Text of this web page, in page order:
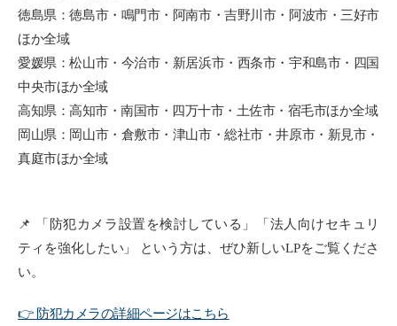
徳島県：徳島市・鳴門市・阿南市・吉野川市・阿波市・三好市
ほか全域
愛媛県：松山市・今治市・新居浜市・西条市・宇和島市・四国
中央市ほか全域
高知県：高知市・南国市・四万十市・土佐市・宿毛市ほか全域
岡山県：岡山市・倉敷市・津山市・総社市・井原市・新見市・
真庭市ほか全域
📌 「防犯カメラ設置を検討している」「法人向けセキュリ
ティを強化したい」 という方は、ぜひ新しいLPをご覧くださ
い。
👉 防犯カメラの詳細ページはこちら